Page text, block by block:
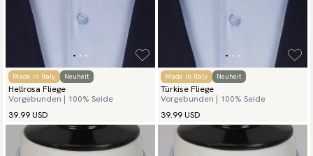
Made in Italy Neuheit
Hellrosa Fliege
Vorgebunden | 100% Seide
39.99 USD
Made in Italy Neuheit
Türkise Fliege
Vorgebunden | 100% Seide
39.99 USD